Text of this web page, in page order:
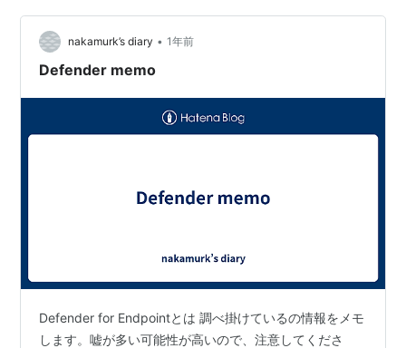
nakamurk’s diary • 1年前
Defender memo
Defender for Endpointとは 調べ掛けているの情報をメモ
します。嘘が多い可能性が高いので、注意してくださ